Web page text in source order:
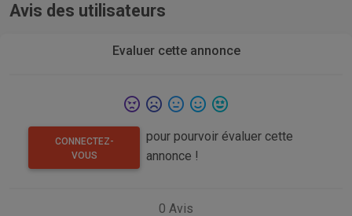
Avis des utilisateurs
Evaluer cette annonce
CONNECTEZ-
VOUS
pour pourvoir évaluer cette
annonce !
0 Avis